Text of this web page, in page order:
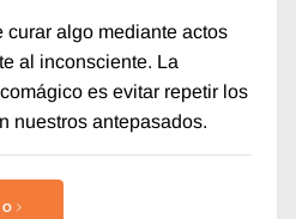
curar algo mediante actos
al inconsciente. La
es evitar repetir los
nuestros antepasados.